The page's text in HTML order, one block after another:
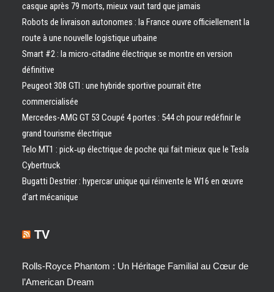
casque après 79 morts, mieux vaut tard que jamais
Robots de livraison autonomes : la France ouvre officiellement la
route à une nouvelle logistique urbaine
Smart #2 : la micro-citadine électrique se montre en version
définitive
Peugeot 308 GTI : une hybride sportive pourrait être
commercialisée
Mercedes-AMG GT 53 Coupé 4 portes : 544 ch pour redéfinir le
grand tourisme électrique
Telo MT1 : pick‑up électrique de poche qui fait mieux que le Tesla
Cybertruck
Bugatti Destrier : hypercar unique qui réinvente le W16 en œuvre
d’art mécanique
TV
Rolls-Royce Phantom : Un Héritage Familial au Cœur de
l’American Dream